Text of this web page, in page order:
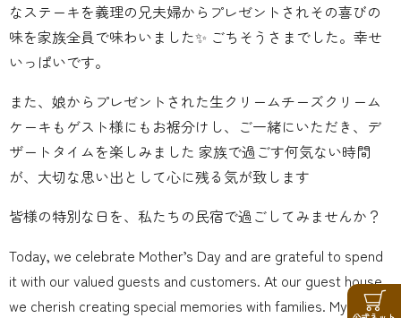
なステーキを義理の兄夫婦からプレゼントされその喜びの
味を家族全員で味わいました️✨ ごちそうさまでした。幸せ
いっぱいです。
また、娘からプレゼントされた生クリームチーズクリーム
ケーキもゲスト様にもお裾分けし、ご一緒にいただき、デ
ザートタイムを楽しみました 家族で過ごす何気ない時間
が、大切な思い出として心に残る気が致します
皆様の特別な日を、私たちの民宿で過ごしてみませんか？
Today, we celebrate Mother’s Day and are grateful to spend
it with our valued guests and customers. At our guest house,
we cherish creating special memories with families. My 100-